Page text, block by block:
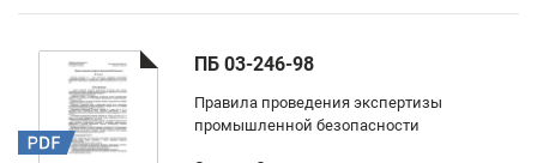
ПБ 03-246-98
Правила проведения экспертизы
промышленной безопасности